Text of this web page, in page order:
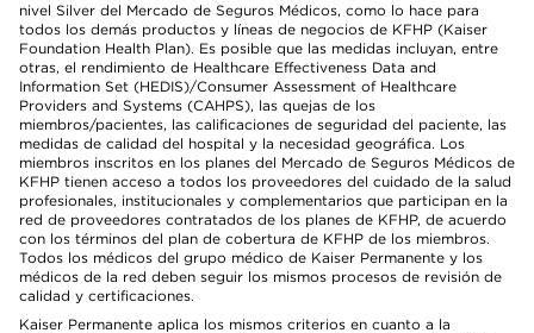
nivel Silver del Mercado de Seguros Médicos, como lo hace para
todos los demás productos y líneas de negocios de KFHP (Kaiser
Foundation Health Plan). Es posible que las medidas incluyan, entre
otras, el rendimiento de Healthcare Effectiveness Data and
Information Set (HEDIS)/Consumer Assessment of Healthcare
Providers and Systems (CAHPS), las quejas de los
miembros/pacientes, las calificaciones de seguridad del paciente, las
medidas de calidad del hospital y la necesidad geográfica. Los
miembros inscritos en los planes del Mercado de Seguros Médicos de
KFHP tienen acceso a todos los proveedores del cuidado de la salud
profesionales, institucionales y complementarios que participan en la
red de proveedores contratados de los planes de KFHP, de acuerdo
con los términos del plan de cobertura de KFHP de los miembros.
Todos los médicos del grupo médico de Kaiser Permanente y los
médicos de la red deben seguir los mismos procesos de revisión de
calidad y certificaciones.
Kaiser Permanente aplica los mismos criterios en cuanto a la